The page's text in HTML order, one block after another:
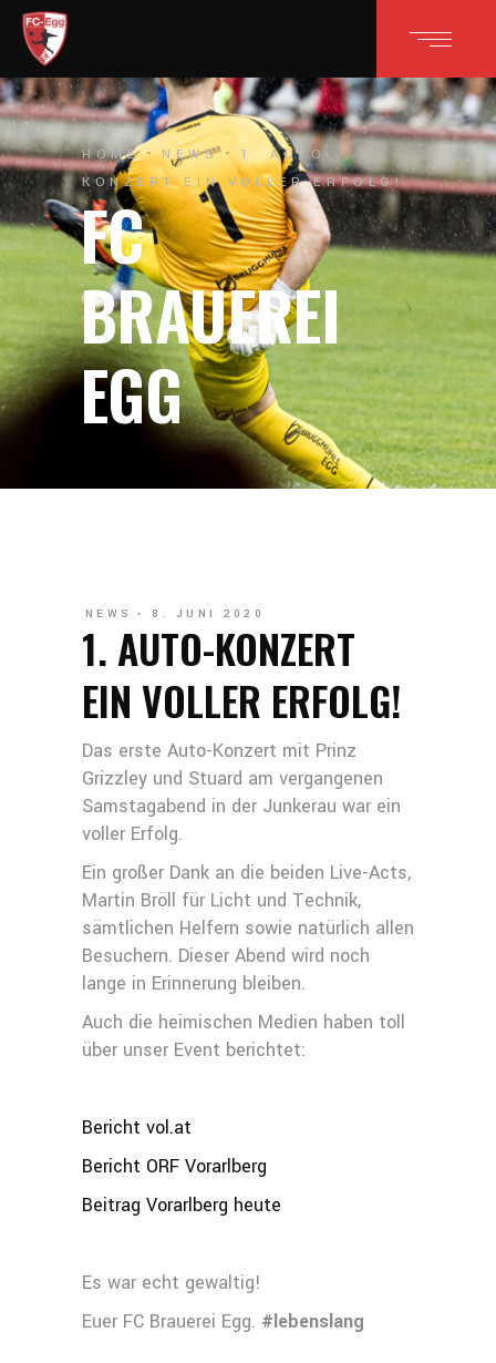
HOME NEWS
1. AUTO-
KONZERT EIN VOLLER ERFOLG!
FC
BRAUEREI
EGG
NEWS 8. JUNI 2020
1. AUTO-KONZERT
EIN VOLLER ERFOLG!
Das erste Auto-Konzert mit Prinz
Grizzley und Stuard am vergangenen
Samstagabend in der Junkerau war ein
voller Erfolg.
Ein großer Dank an die beiden Live-Acts,
Martin Bröll für Licht und Technik,
sämtlichen Helfern sowie natürlich allen
Besuchern. Dieser Abend wird noch
lange in Erinnerung bleiben.
Auch die heimischen Medien haben toll
über unser Event berichtet:
Bericht vol.at
Bericht ORF Vorarlberg
Beitrag Vorarlberg heute
Es war echt gewaltig!
Euer FC Brauerei Egg. #lebenslang